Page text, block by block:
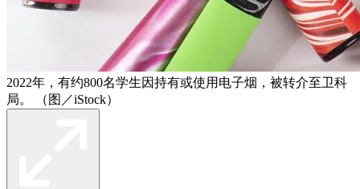
2022年，有约800名学生因持有或使用电子烟，被转介至卫科
局。 （图／iStock）